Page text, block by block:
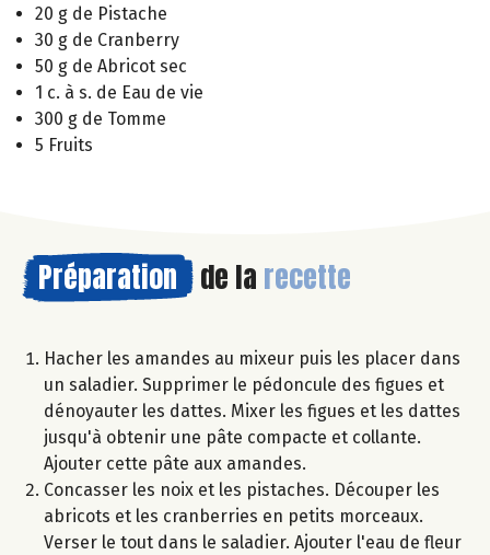
20 g de Pistache
30 g de Cranberry
50 g de Abricot sec
1 c. à s. de Eau de vie
300 g de Tomme
5 Fruits
Préparation de la recette
Hacher les amandes au mixeur puis les placer dans
un saladier. Supprimer le pédoncule des figues et
dénoyauter les dattes. Mixer les figues et les dattes
jusqu'à obtenir une pâte compacte et collante.
Ajouter cette pâte aux amandes.
Concasser les noix et les pistaches. Découper les
abricots et les cranberries en petits morceaux.
Verser le tout dans le saladier. Ajouter l'eau de fleur